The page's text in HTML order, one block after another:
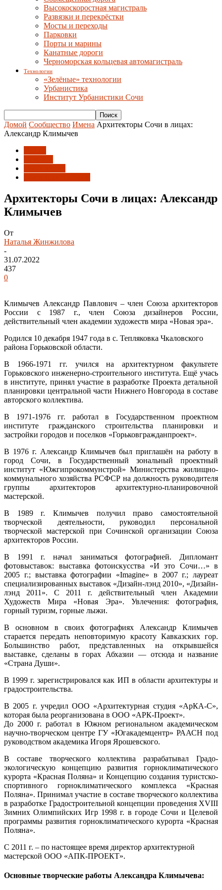
Высокоскоростная магистраль
Развязки и перекрёстки
Мосты и переходы
Парковки
Порты и марины
Канатные дороги
Черноморская кольцевая автомагистраль
Технологии
«Зелёные» технологии
Урбанистика
Институт Урбанистики Сочи
Домой Сообщество Имена Архитекторы Сочи в лицах:
Александр Климычев
Архитекторы Сочи в лицах: Александр
Климычев
От
Наталья Жинжилова
-
31.07.2022
437
0
Климычев Александр Павлович – член Союза архитекторов
России с 1987 г., член Союза дизайнеров России,
действительный член академии художеств мира «Новая эра».
Родился 10 декабря 1947 года в с. Тепляковка Чкаловского
района Горьковской области.
В 1966-1971 гг. учился на архитектурном факультете
Горьковского инженерно-строительного института. Ещё учась
в институте, принял участие в разработке Проекта детальной
планировки центральной части Нижнего Новгорода в составе
авторского коллектива.
В 1971-1976 гг. работал в Государственном проектном
институте гражданского строительства планировки и
застройки городов и поселков «Горьковгражданпроект».
В 1976 г. Александр Климычев был приглашён на работу в
город Сочи, в Государственный зональный проектный
институт «Южгипрокоммунстрой» Министерства жилищно-
коммунального хозяйства РСФСР на должность руководителя
группы архитекторов архитектурно-планировочной
мастерской.
В 1989 г. Климычев получил право самостоятельной
творческой деятельности, руководил персональной
творческой мастерской при Сочинской организации Союза
архитекторов России.
В 1991 г. начал заниматься фотографией. Дипломант
фотовыставок: выставка фотоискусства «И это Сочи…» в
2005 г.; выставка фотографии «Imaginе» в 2007 г.; лауреат
специализированных выставок «Дизайн-лэнд 2010», «Дизайн-
лэнд 2011». С 2011 г. действительный член Академии
Художеств Мира «Новая Эра». Увлечения: фотография,
горный туризм, горные лыжи.
В основном в своих фотографиях Александр Климычев
старается передать неповторимую красоту Кавказских гор.
Большинство работ, представленных на открывшейся
выставке, сделаны в горах Абхазии — отсюда и название
«Страна Души».
В 1999 г. зарегистрировался как ИП в области архитектуры и
градостроительства.
В 2005 г. учредил ООО «Архитектурная студия «АрКА-С»,
которая была реорганизована в ООО «АРК-Проект».
До 2000 г. работал в Южном региональном академическом
научно-творческом центре ГУ «Югакадемцентр» РААСН под
руководством академика Игоря Ярошевского.
В составе творческого коллектива разрабатывал Градо-
экологическую концепцию развития горноклиматического
курорта «Красная Поляна» и Концепцию создания туристско-
спортивного горноклиматического комплекса «Красная
Поляна». Принимал участие в составе творческого коллектива
в разработке Градостроительной концепции проведения ХVIII
Зимних Олимпийских Игр 1998 г. в городе Сочи и Целевой
программы развития горноклиматического курорта «Красная
Поляна».
С 2011 г. – по настоящее время директор архитектурной
мастерской ООО «АПК-ПРОЕКТ».
Основные творческие работы Александра Климычева: